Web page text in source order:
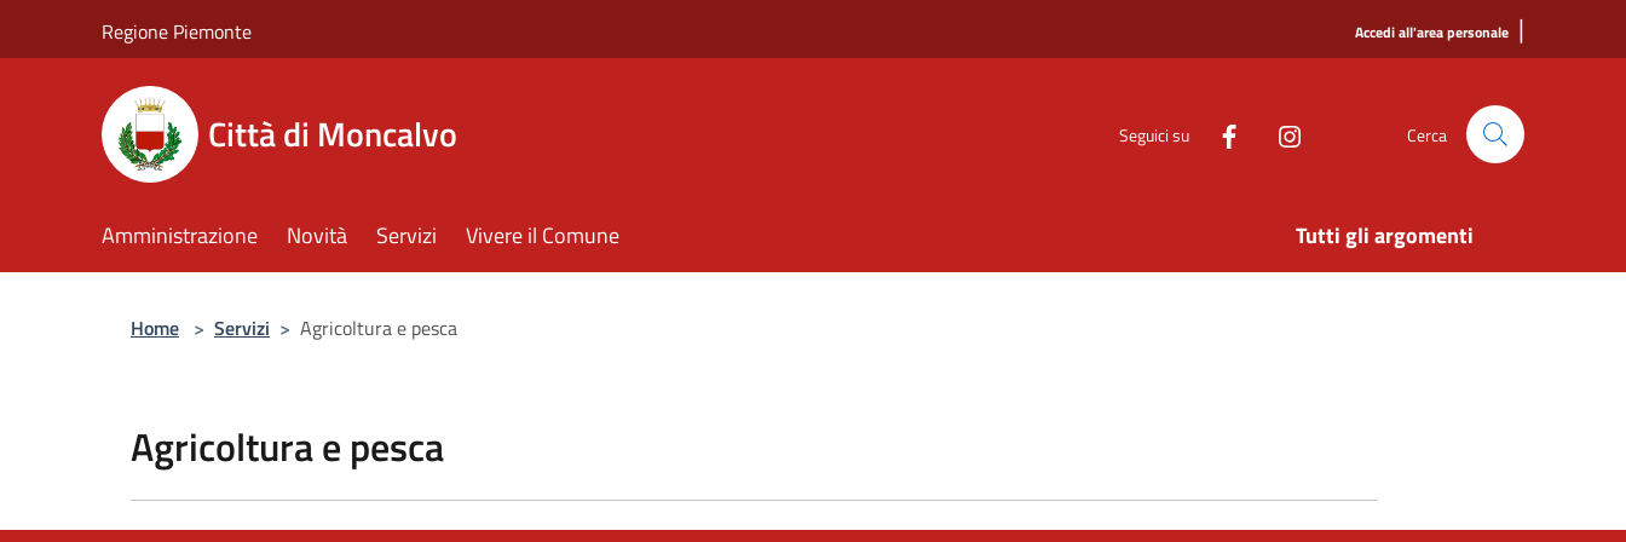
Regione Piemonte Accedi all'area personale |
Città di Moncalvo Seguici su Cerca
Amministrazione Novità Servizi Vivere il Comune Tutti gli argomenti
Home > Servizi > Agricoltura e pesca
Agricoltura e pesca